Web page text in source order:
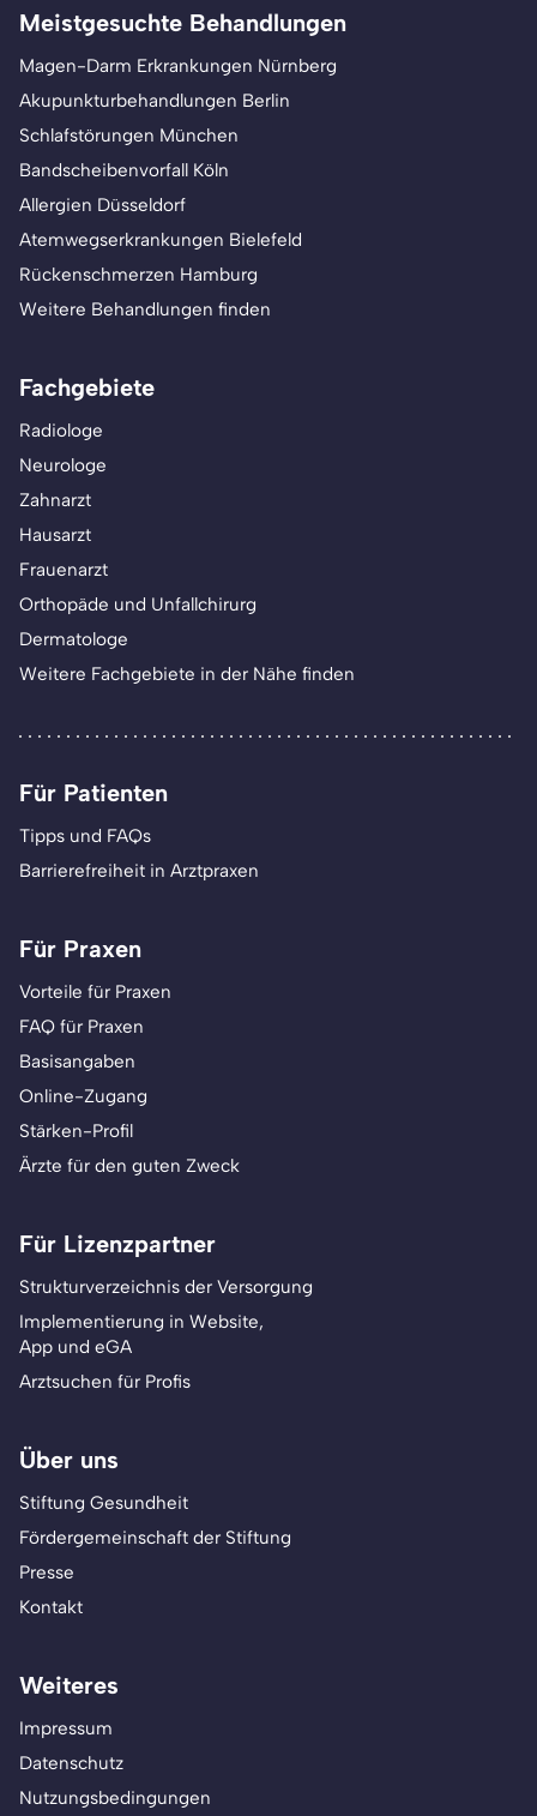
Meistgesuchte Behandlungen
Magen-Darm Erkrankungen Nürnberg
Akupunkturbehandlungen Berlin
Schlafstörungen München
Bandscheibenvorfall Köln
Allergien Düsseldorf
Atemwegserkrankungen Bielefeld
Rückenschmerzen Hamburg
Weitere Behandlungen finden
Fachgebiete
Radiologe
Neurologe
Zahnarzt
Hausarzt
Frauenarzt
Orthopäde und Unfallchirurg
Dermatologe
Weitere Fachgebiete in der Nähe finden
Für Patienten
Tipps und FAQs
Barrierefreiheit in Arztpraxen
Für Praxen
Vorteile für Praxen
FAQ für Praxen
Basisangaben
Online-Zugang
Stärken-Profil
Ärzte für den guten Zweck
Für Lizenzpartner
Strukturverzeichnis der Versorgung
Implementierung in Website,
App und eGA
Arztsuchen für Profis
Über uns
Stiftung Gesundheit
Fördergemeinschaft der Stiftung
Presse
Kontakt
Weiteres
Impressum
Datenschutz
Nutzungsbedingungen